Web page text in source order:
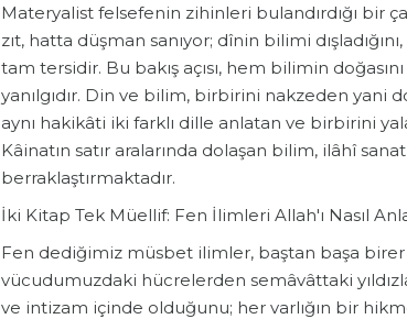
​Materyalist felsefenin zihinleri bulandırdığı bir
zıt, hatta düşman sanıyor; dînin bilimi
tam tersidir. Bu bakış açısı, hem bilimin
yanılgıdır. Din ve bilim, birbirini nakzeden yani
aynı hakikâti iki farklı dille anlatan ve birbirini
Kâinatın satır aralarında dolaşan bilim, ilâhî
berraklaştırmaktadır.
İki Kitap Tek Müellif: Fen İlimleri Allah'ı Nasıl
​Fen dediğimiz müsbet ilimler, baştan başa birer
vücudumuzdaki hücrelerden semâvâttaki
ve intizam içinde olduğunu; her varlığın bir